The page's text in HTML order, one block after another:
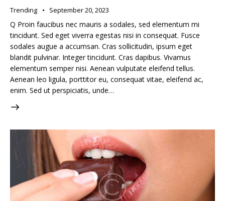
Trending September 20, 2023
Q Proin faucibus nec mauris a sodales, sed elementum mi
tincidunt. Sed eget viverra egestas nisi in consequat. Fusce
sodales augue a accumsan. Cras sollicitudin, ipsum eget
blandit pulvinar. Integer tincidunt. Cras dapibus. Vivamus
elementum semper nisi. Aenean vulputate eleifend tellus.
Aenean leo ligula, porttitor eu, consequat vitae, eleifend ac,
enim. Sed ut perspiciatis, unde…